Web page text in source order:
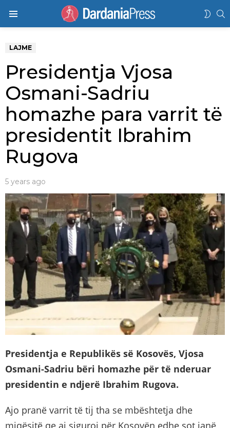
LAJME
Presidentja Vjosa
Osmani-Sadriu
homazhe para varrit të
presidentit Ibrahim
Rugova
5 years ago
Presidentja e Republikës së Kosovës, Vjosa
Osmani-Sadriu bëri homazhe për të nderuar
presidentin e ndjerë Ibrahim Rugova.
Ajo pranë varrit të tij tha se mbështetja dhe
miqësitë qe ai siguroi për Kosovën edhe sot janë